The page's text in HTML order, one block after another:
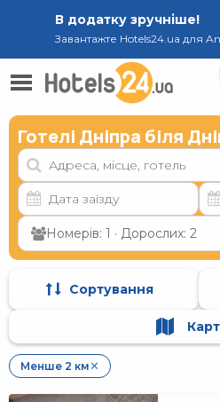
В додатку зручніше!
Завантажте Hotels24.ua для
Готелі Дніпра біля
Номерів: 1 · Дорослих: 2
Сортування
Менше 2 км ✕